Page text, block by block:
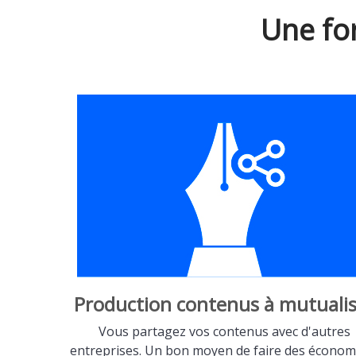
Une
Production contenus à
Vous partagez vos contenus avec d'autres
entreprises. Un bon moyen de faire des